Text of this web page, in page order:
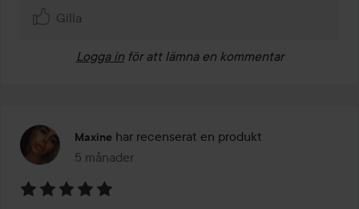
Gilla
Logga in för att lämna en kommentar
Maxine har recenserat en produkt
5 månader
Inlägget skapades 5 månader